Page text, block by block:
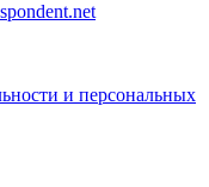
и персональных